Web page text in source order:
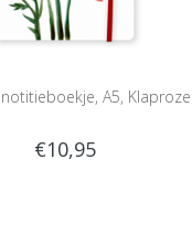
A5,
€10,95